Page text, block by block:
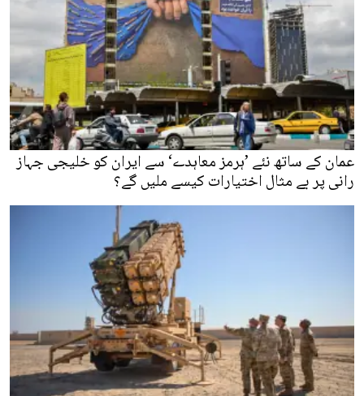
عمان کے ساتھ نئے ’ہرمز معاہدے‘ سے ایران کو خلیجی جہاز
رانی پر بے مثال اختیارات کیسے ملیں گے؟